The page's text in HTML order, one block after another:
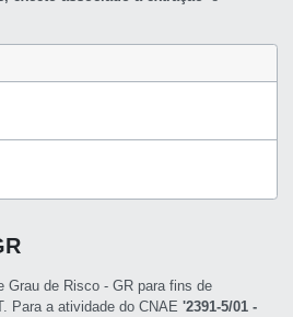
Grau de Risco - GR para fins de
Para a atividade do CNAE'2391-5/01 -